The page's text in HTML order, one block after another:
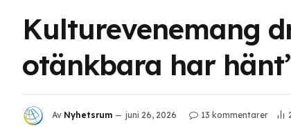
Kulturevenemang
otänkbara har
Av Nyhetsrum juni 26, 2026 13 kommentarer